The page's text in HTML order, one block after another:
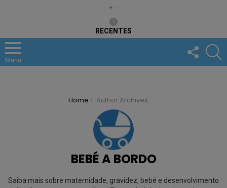
RECENTES
Menu
FOLLOW
US
Home Author Archives: Bebé a Bordo
BEBÉ A BORDO
Saiba mais sobre maternidade, gravidez, bebé e desenvolvimento